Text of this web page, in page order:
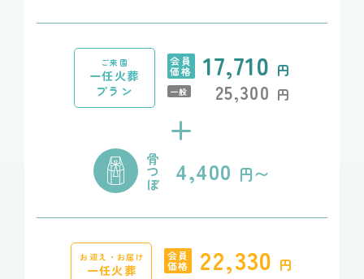
ご来園
一任火葬
プラン
会員
価格 17,710 円
一般 25,300 円
+
骨
つ
ぼ 4,400 円〜
お迎え・お届け
一任火葬
会員
価格 22,330 円